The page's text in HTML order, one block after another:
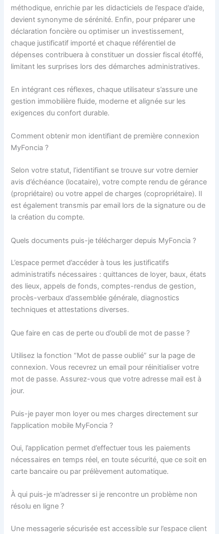
méthodique, enrichie par les didacticiels de l’espace d’aide,
devient synonyme de sérénité. Enfin, pour préparer une
déclaration foncière ou optimiser un investissement,
chaque justificatif importé et chaque référentiel de
dépenses contribuera à constituer un dossier fiscal étoffé,
limitant les surprises lors des démarches administratives.
En intégrant ces réflexes, chaque utilisateur s’assure une
gestion immobilière fluide, moderne et alignée sur les
exigences du confort durable.
Comment obtenir mon identifiant de première connexion
MyFoncia ?
Selon votre statut, l’identifiant se trouve sur votre dernier
avis d’échéance (locataire), votre compte rendu de gérance
(propriétaire) ou votre appel de charges (copropriétaire). Il
est également transmis par email lors de la signature ou de
la création du compte.
Quels documents puis-je télécharger depuis MyFoncia ?
L’espace permet d’accéder à tous les justificatifs
administratifs nécessaires : quittances de loyer, baux, états
des lieux, appels de fonds, comptes-rendus de gestion,
procès-verbaux d’assemblée générale, diagnostics
techniques et attestations diverses.
Que faire en cas de perte ou d’oubli de mot de passe ?
Utilisez la fonction “Mot de passe oublié” sur la page de
connexion. Vous recevrez un email pour réinitialiser votre
mot de passe. Assurez-vous que votre adresse mail est à
jour.
Puis-je payer mon loyer ou mes charges directement sur
l’application mobile MyFoncia ?
Oui, l’application permet d’effectuer tous les paiements
nécessaires en temps réel, en toute sécurité, que ce soit en
carte bancaire ou par prélèvement automatique.
À qui puis-je m’adresser si je rencontre un problème non
résolu en ligne ?
Une messagerie sécurisée est accessible sur l’espace client